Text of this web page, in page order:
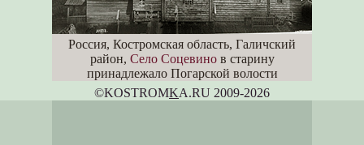
Россия, Костромская область, Галичский
район, Село Соцевинов старину
принадлежало Погарской волости
©KOSTROMKA.RU 2009-2026